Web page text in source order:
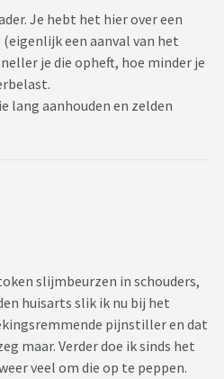
Je hebt het hier over een
een aanval van het
je die opheft, hoe minder je
lang aanhouden en zelden
slijmbeurzen in schouders,
huisarts slik ik nu bij het
pijnstiller en dat
maar. Verder doe ik sinds het
veel om die op te peppen.